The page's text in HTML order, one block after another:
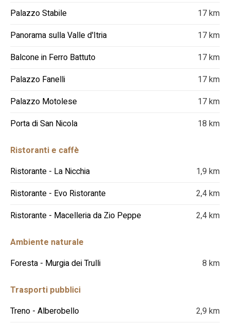
Palazzo Stabile
17 km
Panorama sulla Valle d'Itria
17 km
Balcone in Ferro Battuto
17 km
Palazzo Fanelli
17 km
Palazzo Motolese
17 km
Porta di San Nicola
18 km
Ristoranti e caffè
Ristorante - La Nicchia
1,9 km
Ristorante - Evo Ristorante
2,4 km
Ristorante - Macelleria da Zio Peppe
2,4 km
Ambiente naturale
Foresta - Murgia dei Trulli
8 km
Trasporti pubblici
Treno - Alberobello
2,9 km